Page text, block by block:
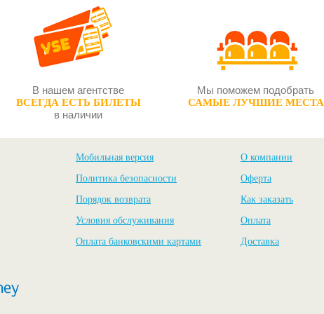
В нашем агентстве
ВСЕГДА ЕСТЬ БИЛЕТЫ
в наличии
Мы поможем подобрать
САМЫЕ ЛУЧШИЕ МЕСТА
Мобильная версия
Политика безопасности
Порядок возврата
Условия обслуживания
Оплата банковскими картами
О компании
Оферта
Как заказать
Оплата
Доставка